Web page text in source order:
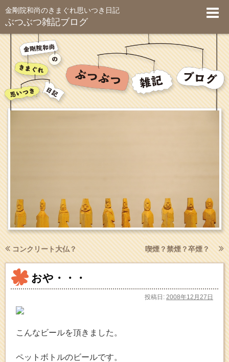
金剛院和尚のきまぐれ思いつき日記
ぶつぶつ雑記ブログ
コンクリート大仏？ 喫煙？禁煙？卒煙？
おや・・・
投稿日: 2008年12月27日
こんなビールを頂きました。
ペットボトルのビールです。